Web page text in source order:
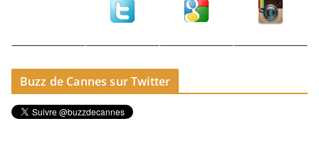
Buzz de Cannes sur Twitter